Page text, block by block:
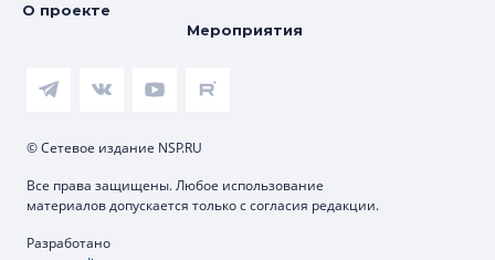
О проекте
Мероприятия
© Сетевое издание NSP.RU
Все права защищены. Любое использование
материалов допускается только с согласия редакции.
Разработано